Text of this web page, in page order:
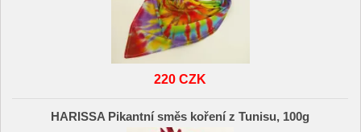
220 CZK
HARISSA Pikantní směs koření z Tunisu, 100g